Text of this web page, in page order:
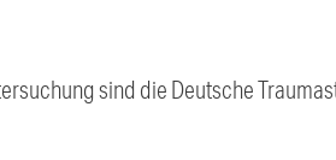
sind die Deutsche